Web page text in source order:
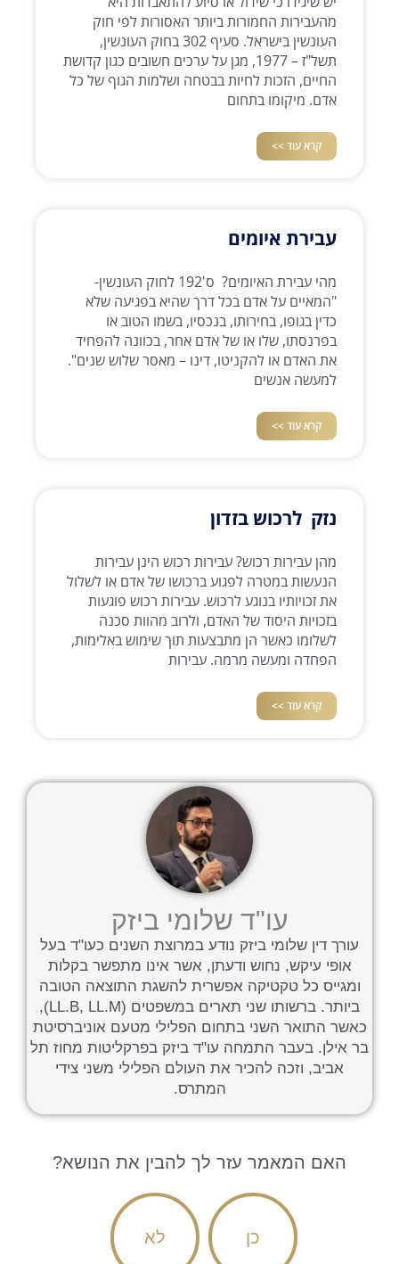
מהעבירות החמורות ביותר האסורות לפי חוק
העונשין בישראל. סעיף 302 בחוק העונשין,
תשל"ז – 1977, מגן על ערכים חשובים כגון קדושת
החיים, הזכות לחיות בבטחה ושלמות הגוף של כל
אדם. מיקומו בתחום
קרא עוד >>
עבירת איומים
מהי עבירת האיומים? ס'192 לחוק העונשין-
"המאיים על אדם בכל דרך שהיא בפגיעה שלא
כדין בגופו, בחירותו, בנכסיו, בשמו הטוב או
בפרנסתו, שלו או של אדם אחר, בכוונה להפחיד
את האדם או להקניטו, דינו – מאסר שלוש שנים".
למעשה אנשים
קרא עוד >>
נזק לרכוש בזדון
מהן עבירות רכוש? עבירות רכוש הינן עבירות
הנעשות במטרה לפגוע ברכושו של אדם או לשלול
את זכויותיו בנוגע לרכוש. עבירות רכוש פוגעות
בזכויות היסוד של האדם, ולרוב מהוות סכנה
לשלומו כאשר הן מתבצעות תוך שימוש באלימות,
הפחדה ומעשה מרמה. עבירות
קרא עוד >>
עו"ד שלומי ביזק
עורך דין שלומי ביזק נודע במרוצת השנים כעו"ד בעל
אופי עיקש, נחוש ודעתן, אשר אינו מתפשר בקלות
ומגייס כל טקטיקה אפשרית להשגת התוצאה הטובה
ביותר. ברשותו שני תארים במשפטים (LL.B, LL.M),
כאשר התואר השני בתחום הפלילי מטעם אוניברסיטת
בר אילן. בעבר התמחה עו"ד ביזק בפרקליטות מחוז תל
אביב, וזכה להכיר את העולם הפלילי משני צידי
המתרס.
האם המאמר עזר לך להבין את הנושא?
כן לא